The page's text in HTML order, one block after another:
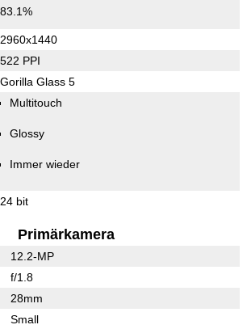
83.1%
2960x1440
522 PPI
Gorilla Glass 5
Multitouch
Glossy
Immer wieder
24 bit
Primärkamera
12.2-MP
f/1.8
28mm
Small